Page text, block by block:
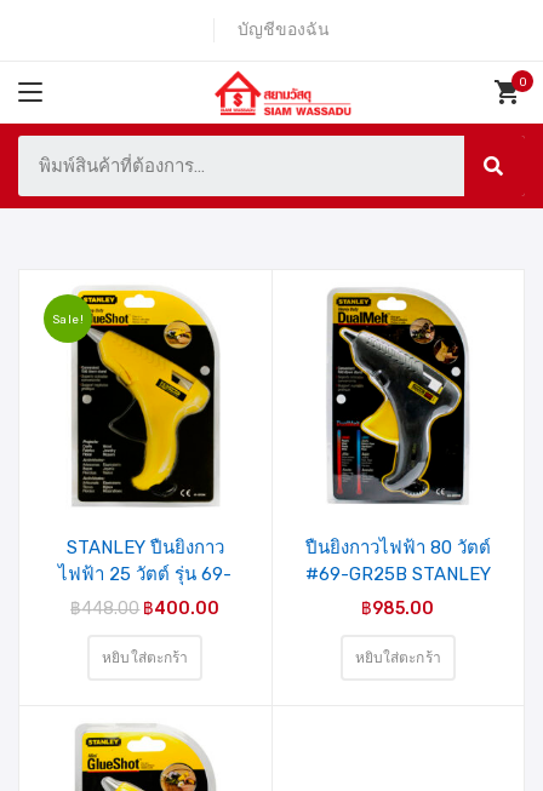
บัญชีของฉัน
Sale!
STANLEY ปืนยิงกาว
ไฟฟ้า 25 วัตต์ รุ่น 69-
GR20C (69-665)
฿448.00 ฿400.00
หยิบใส่ตะกร้า
ปืนยิงกาวไฟฟ้า 80 วัตต์
#69-GR25B STANLEY
฿985.00
หยิบใส่ตะกร้า